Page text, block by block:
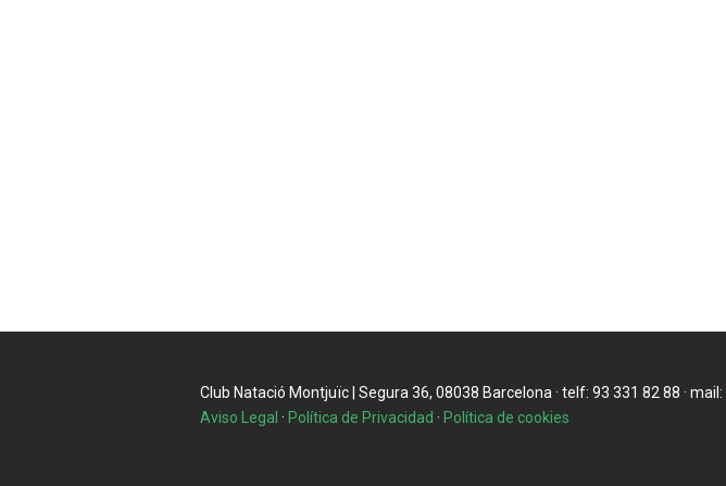
Club Natació Montjuïc | Segura 36, 08038 Barcelona · telf: 93 331 82 88 · mail:
Aviso Legal ·Política de Privacidad ·Política de cookies